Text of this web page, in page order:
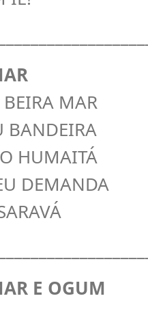
MAR
BANDEIRA
HUMAITÁ
DEMANDA
E OGUM